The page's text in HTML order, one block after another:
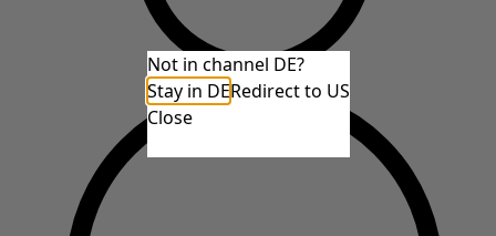
Not in channel DE?
Stay in DERedirect to US
Close